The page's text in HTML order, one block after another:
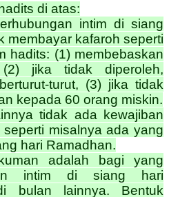
di atas:
intim di siang
membayar kafaroh seperti
hadits: (1) membebaskan
jika tidak diperoleh,
turut, (3) jika tidak
kepada 60 orang miskin.
tidak ada kewajiban
misalnya ada yang
hari Ramadhan.
adalah bagi yang
intim di siang hari
bulan lainnya. Bentuk